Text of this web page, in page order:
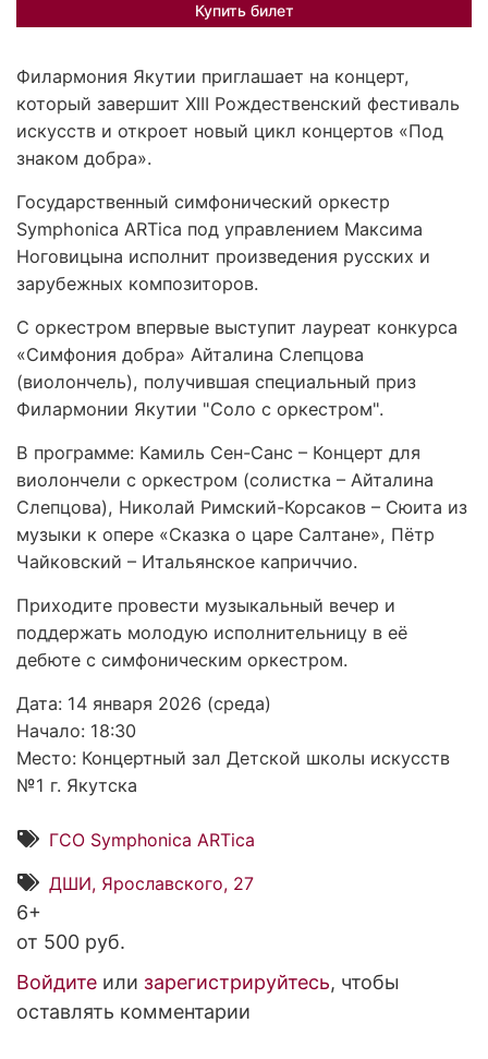
Купить билет
Филармония Якутии приглашает на концерт,
который завершит XIII Рождественский фестиваль
искусств и откроет новый цикл концертов «Под
знаком добра».
Государственный симфонический оркестр
Symphonica ARTica под управлением Максима
Ноговицына исполнит произведения русских и
зарубежных композиторов.
С оркестром впервые выступит лауреат конкурса
«Симфония добра» Айталина Слепцова
(виолончель), получившая специальный приз
Филармонии Якутии "Соло с оркестром".
В программе: Камиль Сен-Санс – Концерт для
виолончели с оркестром (солистка – Айталина
Слепцова), Николай Римский-Корсаков – Сюита из
музыки к опере «Сказка о царе Салтане», Пётр
Чайковский – Итальянское каприччио.
Приходите провести музыкальный вечер и
поддержать молодую исполнительницу в её
дебюте с симфоническим оркестром.
Дата: 14 января 2026 (среда)
Начало: 18:30
Место: Концертный зал Детской школы искусств
№1 г. Якутска
ГСО Symphonica ARTica
ДШИ, Ярославского, 27
6+
от 500 руб.
Войдите или зарегистрируйтесь, чтобы
оставлять комментарии